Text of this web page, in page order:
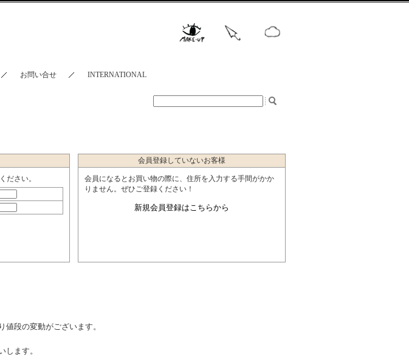
お問い合せ INTERNATIONAL
会員登録していないお客様
ださい。
会員になるとお買い物の際に、住所を入力する手間がかか
りません。ぜひご登録ください！
段の変動がございます。
します。